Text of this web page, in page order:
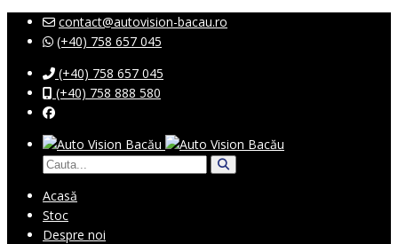
contact@autovision-bacau.ro
(+40) 758 657 045
(+40) 758 657 045
(+40) 758 888 580
Acasă
Stoc
Despre noi